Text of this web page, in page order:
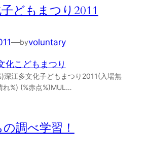
どもまつり2011
—byvoluntary
化こどもまつり
深江多文化子どもまつり2011(入場無
れ%) (%赤点%)MUL…
調べ学習！